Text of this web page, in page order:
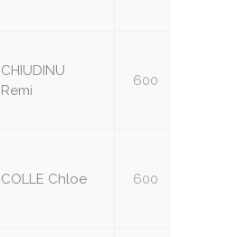
CHIUDINU
Remi
600
COLLE Chloe 600